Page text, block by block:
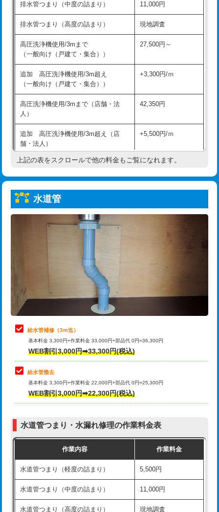
給水管工事※（ホール加工) 16,500円
給水管工事※（バンド止め) 3,300円
給水管工事※（支持金具設置)
給水管工事※（保温材使用（バンド止
め込み）)
5,500円
給水管工事※（土の掘削・埋め戻し作
業)
11,000円
給水管工事※（塩ビ管（VP・HI）使
用/3ｍまで)
33,000円
給水管工事※（塩ビ管（VP・HI）使
+8,800円
給水管工事※（ライニング鋼管・銅
管・ポリ管・HT管使用/3ｍまで)
給水管工事※（ライニング鋼管・銅
管・ポリ管・HT管使用/3ｍ超え)
排水管工事（土の掘削・埋め戻し作
11,000円~
排水管工事（排水管工事/3ｍまで） 55,000円
排水管工事（追加 排水管工事/3ｍ超
マス交換（土の掘削・埋め戻し作業）
マス交換（深さ50㎝未満）
マス交換（深さ50㎝以上）
コンクリート斫り（厚さ10㎝まで）
モルタル補修（厚さ10㎝超え） 38,500円
洗面台設置 38,500円
化粧台設置 22,000円
排水管つまり（中度の詰まり） 11,000円
排水管つまり（高度の詰まり） 現地調査
高圧洗浄機使用/3mまで
（一般向け（戸建て・集合））
27,500円～
追加 高圧洗浄機使用/3m超え
（一般向け（戸建て・集合））
+3,300円/ｍ
高圧洗浄機使用/3mまで（店舗・法
人）
42,350円
追加 高圧洗浄機使用/3m超え（店
舗・法人）
+5,500円/ｍ
高度高圧洗浄換 現地調査
トーラー機使用/3mまで
追加トーラー機使用/3m超え
33,000円
8,800円
止水・漏水調査・防水処理・清掃・修
理・調整・分解・加工など（軽作業）
11,000円
止水・漏水調査・防水処理・清掃・修
理・調整・分解・加工など（中作業）
止水・漏水調査・防水処理・清掃・修
理・調整・分解・加工など（重作業）
33,000円
その他部品の脱着
交換・取付（タンク）
式）)
式・ワンホール）)
交換・取付(排水栓・排水トラップ
22,000円+材料費
上記の表をスクロールで他の料金もご覧になれます。
水道管
給水管補修（3ｍ迄）
基本料金 3,300円+作業料金 33,000円+部品代 0円=36,300円
WEB割引3,000円➡33,300円(税込)
給水管撤去
基本料金 3,300円+作業料金 22,000円+部品代 0円=25,300円
WEB割引3,000円➡22,300円(税込)
水道管つまり・水漏れ修理の作業料金表
作業内容 作業料金
水道管つまり（軽度の詰まり） 5,500円
水道管つまり（中度の詰まり） 11,000円
水道管つまり（高度の詰まり） 現地調査